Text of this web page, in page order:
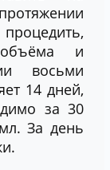
и
восьми
14 дней,
за 30
За день